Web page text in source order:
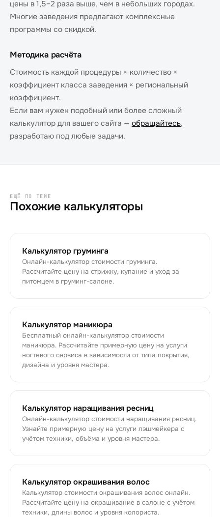
цены в 1,5–2 раза выше, чем в небольших городах.
Многие заведения предлагают комплексные
программы со скидкой.
Методика расчёта
Стоимость каждой процедуры × количество ×
коэффициент класса заведения × региональный
коэффициент.
Если вам нужен подобный или более сложный
калькулятор для вашего сайта — обращайтесь,
разработаю под любые задачи.
ЕЩЁ ПО ТЕМЕ
Похожие калькуляторы
Калькулятор груминга
Онлайн-калькулятор стоимости груминга.
Рассчитайте цену на стрижку, купание и уход за
питомцем в груминг-салоне.
Калькулятор маникюра
Бесплатный онлайн-калькулятор стоимости
маникюра. Рассчитайте примерную цену на услуги
ногтевого сервиса в зависимости от типа покрытия,
дизайна и уровня мастера.
Калькулятор наращивания ресниц
Онлайн-калькулятор стоимости наращивания ресниц.
Узнайте примерную цену на услуги лэшмейкера с
учётом техники, объёма и уровня мастера.
Калькулятор окрашивания волос
Калькулятор стоимости окрашивания волос онлайн.
Рассчитайте цену на окрашивание в салоне с учётом
техники, длины волос и уровня колориста.